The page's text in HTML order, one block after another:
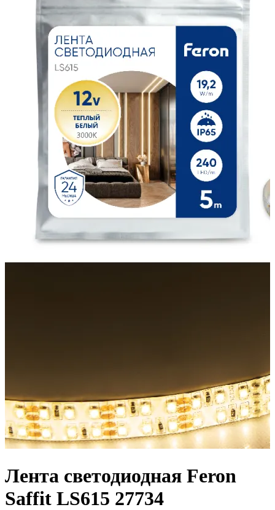
Лента светодиодная Feron
Saffit LS615 27734